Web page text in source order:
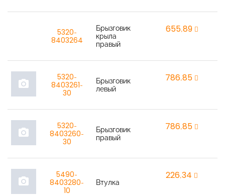
5320-
8403264
Брызговик
крыла
правый
655,89
photo_camera
5320-
8403261-
30
Брызговик
левый
786,85
photo_camera
5320-
8403260-
30
Брызговик
правый
786,85
photo_camera
5490-
8403280-
10
Втулка
226,34